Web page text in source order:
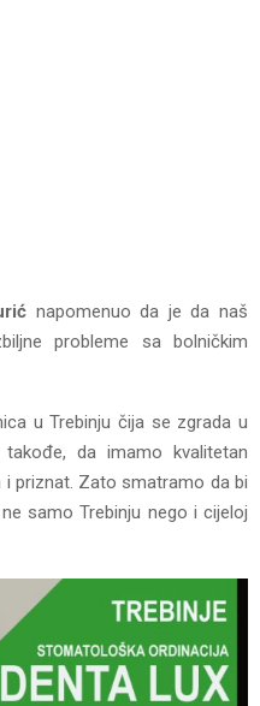
napomenuo da je da naš
probleme sa bolničkim
u Trebinju čija se zgrada u
takođe, da imamo kvalitetan
priznat. Zato smatramo da bi
samo Trebinju nego i cijeloj